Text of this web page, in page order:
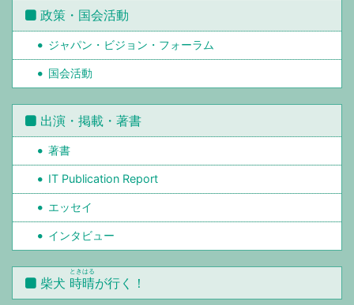
政策・国会活動
ジャパン・ビジョン・フォーラム
国会活動
出演・掲載・著書
著書
IT Publication Report
エッセイ
インタビュー
柴犬 時晴
ときはる
が行く！